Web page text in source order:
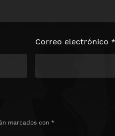
marcados con *
Correo electrónico *